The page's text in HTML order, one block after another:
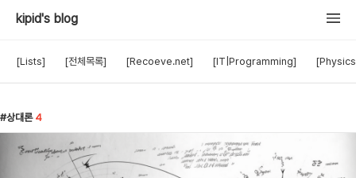
kipid's blog
[Lists] [전체목록] [Recoeve.net] [IT|Programming]
상대론 4